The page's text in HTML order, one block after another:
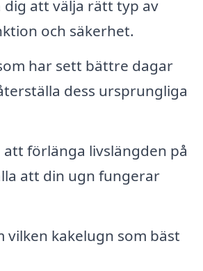
dig att välja rätt typ av
och säkerhet.
har sett bättre dagar
dess ursprungliga
förlänga livslängden på
att din ugn fungerar
vilken kakelugn som bäst